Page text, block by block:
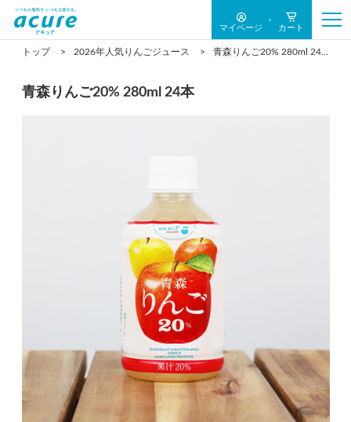
マイページ カート
トップ 2026年人気りんごジュース 青森りんご20% 280ml 24本
青森りんご20% 280ml 24本